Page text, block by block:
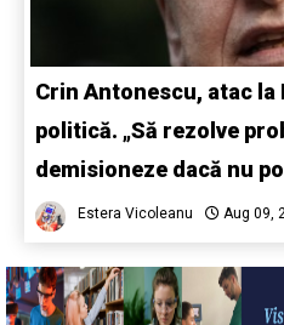
Crin Antonescu, atac la
politică. „Să rezolve
demisioneze dacă nu
Estera Vicoleanu Aug 09,